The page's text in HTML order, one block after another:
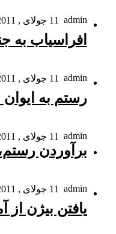
admin 11 جولای , 2011
افراسیاب به
admin 11 جولای , 2011
رستم به
admin 11 جولای , 2011
برآوردن
admin 11 جولای , 2011
یافتن بیژن